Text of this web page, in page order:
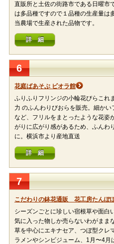
直販所と土佐の街路市である日曜市
は多品種ですので１品種の生産量は
当農場で生産された品物です。
詳 細
6
花庭ばあそぶ ビオラ館
ふりふりフリンジの小輪花びらこれ
力 のふんわりびおらを販売。細か
など、フリルをまとったような花姿
がりに広がり感があるため、ふんわ
に。横浜市より産地直送
詳 細
7
こだわりの鉢花通販 花工房たんぽ
シーズンごとに珍しい宿根草や面白
気に入った物しか売らないわがまま
草を中心にエキナセア、つぼ型クレ
ラメンやシンビジューム、1月〜4月